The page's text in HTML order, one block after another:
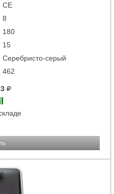
СЕ
8
180
15
Серебристо-серый
462